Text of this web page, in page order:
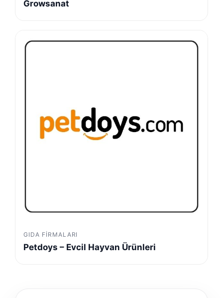
Growsanat
GIDA FIRMALARI
Petdoys – Evcil Hayvan Ürünleri